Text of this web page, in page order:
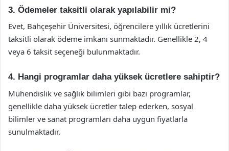
3. Ödemeler taksitli olarak yapılabilir mi?
Evet, Bahçeşehir Üniversitesi, öğrencilere yıllık ücretlerini
taksitli olarak ödeme imkanı sunmaktadır. Genellikle 2, 4
veya 6 taksit seçeneği bulunmaktadır.
4. Hangi programlar daha yüksek ücretlere sahiptir?
Mühendislik ve sağlık bilimleri gibi bazı programlar,
genellikle daha yüksek ücretler talep ederken, sosyal
bilimler ve sanat programları daha uygun fiyatlarla
sunulmaktadır.